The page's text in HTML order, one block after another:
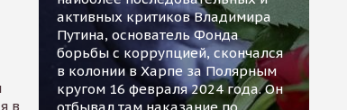
в
активных критиков Владимира
Путина, основатель Фонда
борьбы с коррупцией, скончался
в колонии в Харпе за Полярным
кругом 16 февраля 2024 года. Он